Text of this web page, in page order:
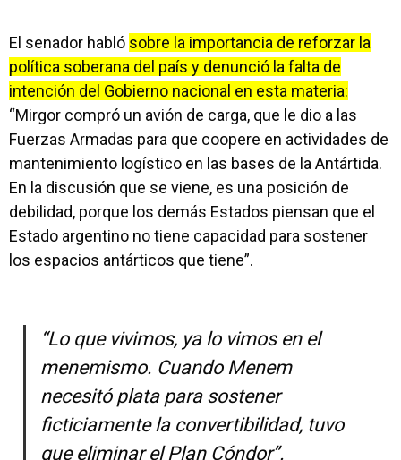
El senador habló sobre la importancia de reforzar la
política soberana del país y denunció la falta de
intención del Gobierno nacional en esta materia:
“Mirgor compró un avión de carga, que le dio a las
Fuerzas Armadas para que coopere en actividades de
mantenimiento logístico en las bases de la Antártida.
En la discusión que se viene, es una posición de
debilidad, porque los demás Estados piensan que el
Estado argentino no tiene capacidad para sostener
los espacios antárticos que tiene”.
“Lo que vivimos, ya lo vimos en el
menemismo. Cuando Menem
necesitó plata para sostener
ficticiamente la convertibilidad, tuvo
que eliminar el Plan Cóndor”.